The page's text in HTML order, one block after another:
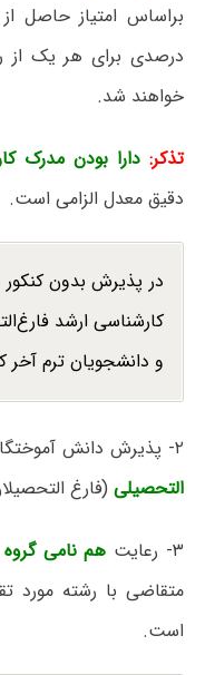
درصدی برای هر یک از
خواهند شد.
تذکر: دارا بودن مدرک
دقیق معدل الزامی است.
در پذیرش بدون کنکور
کارشناسی ارشد
و دانشجویان ترم آخر
۲- پذیرش دانش آموختگان واجد شرایط
التحصیلی (فارغ التحصیلان سال ۱۳۹۹ به
۳- رعایت
هم نامی
متقاضی با رشته مورد
است.